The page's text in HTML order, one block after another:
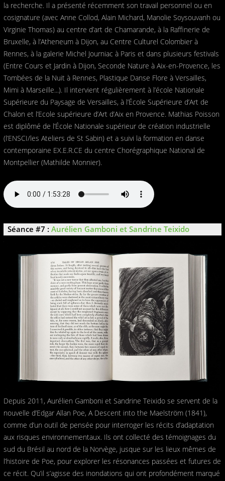
la recherche. Il a présenté récemment son travail personnel ou en
cosignature (avec Anne Collod, Alain Michard, Manolie Soysouvanh ou
Virginie Thomas) au centre d’art de Chamarande, à la Raffinerie de
Bruxelle, à l’Atheneum à Dijon, au Centre Culturel Colombier à
Rennes, à la galerie Michel Journiac à Paris et dans plusieurs festivals
(Entre Cours et Jardin à Dijon, Seconde Nature à Aix-en-Provence, les
Tombées de la Nuit à Rennes, Plastique Danse Flore à Versailles,
Mimi à Marseille...). Il intervient régulièrement à l’école Nationale
Supérieure du Paysage de Versailles, à l’École Supérieure d’Art de
Chalon et l’Ecole supérieure d’Art d’Aix en Provence. Mathias Poisson
est diplômé de l’École Nationale supérieur de création industrielle
(l’ENSCI/les Ateliers de St Sabin) et a suivi la formation en danse
contemporaine EX.E.R.CE du centre Chorégraphique National de
Montpellier (Mathilde Monnier).
Séance #7 : Aurélien Gamboni et Sandrine Teixido
Depuis 2011, Aurélien Gamboni et Sandrine Teixido se servent de la
nouvelle d’Edgar Allan Poe, A Descent into the Maelström (1841),
comme d’un outil de pensée pour interroger les récits d’adaptation
aux risques environnementaux. Ils ont collecté des témoignages du
sud du Brésil au nord de la Norvège, jusque sur les lieux mêmes de
l’histoire de Poe, pour explorer les résonances passées et futures de
ce récit. Qu’il s’agisse des inondations qui ont profondément marqué